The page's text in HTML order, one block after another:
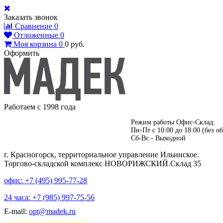
Заказать звонок
Сравнение 0
Отложенные 0
Моя корзина 0 0 руб.
Оформить
Работаем с 1998 года
Режим работы Офис-Склад:
Пн-Пт с 10:00 до 18:00 (без
Сб-Вс - Выходной
г. Красногорск, территориальное управление Ильинское.
Торгово-складской комплекс НОВОРИЖСКИЙ.Склад 35
офис: +7 (495) 995-77-28
24 часа: +7 (985) 997-75-56
E-mail: opt@madek.ru